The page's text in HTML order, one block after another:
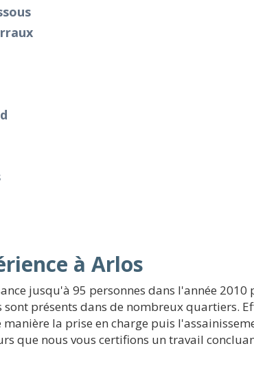
à Arlos
jusqu'à 95 personnes dans l'année
présents dans de nombreux quartiers.
la prise en charge puis
que nous vous certifions un travail